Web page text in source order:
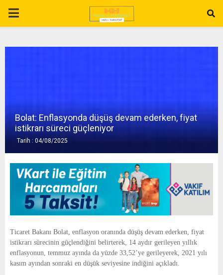
P
A
E
N
Bolat: Enflasyonda düşüş devam ederken, fiyat
istikrarı süreci güçleniyor
Tarih : 04/08/2025
Ticaret Bakanı Bolat, enflasyon oranında düşüş devam ederken, fiyat
istikrarı sürecinin güçlendiğini belirterek, 14 aydır gerileyen yıllık
enflasyonun, temmuz ayında da yüzde 33,52’ye gerileyerek, 2021 yılı
kasım ayından sonraki en düşük seviyesine indiğini açıkladı.